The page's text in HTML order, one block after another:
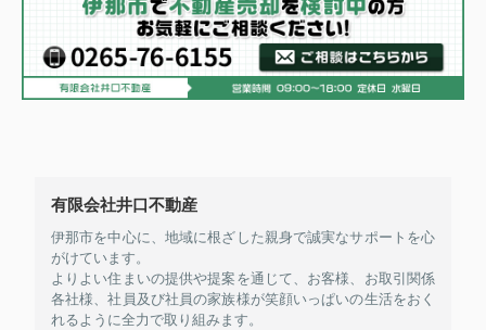
有限会社井口不動産
伊那市を中心に、地域に根ざした親身で誠実なサポートを心
がけています。
よりよい住まいの提供や提案を通じて、お客様、お取引関係
各社様、社員及び社員の家族様が笑顔いっぱいの生活をおく
れるように全力で取り組みます。